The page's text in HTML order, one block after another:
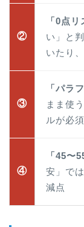
②
「0点
い」と
いたり
③
「パラ
まま使
ルが必須
④
「45〜
安」で
減点